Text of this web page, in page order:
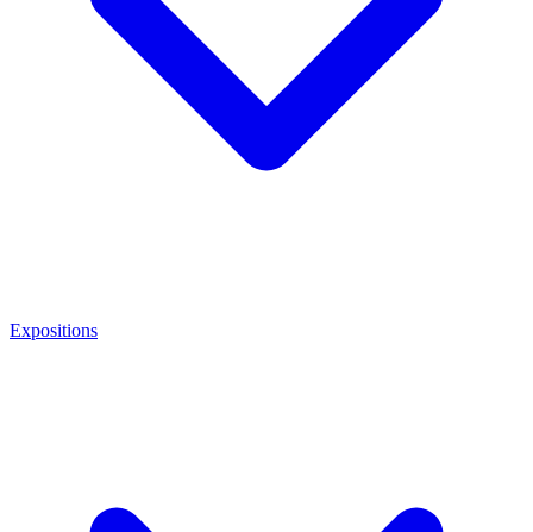
Expositions